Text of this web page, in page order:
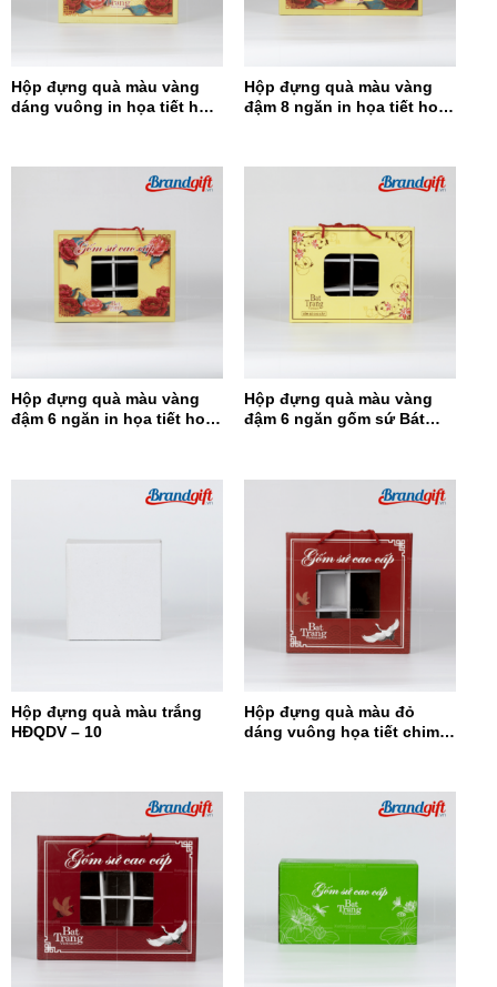
Hộp đựng quà màu vàng
dáng vuông in họa tiết hoa
Hộp đựng quà màu vàng
đậm 8 ngăn in họa tiết hoa
Hộp đựng quà màu vàng
đậm 6 ngăn in họa tiết hoa
Hộp đựng quà màu vàng
đậm 6 ngăn gốm sứ Bát
Hộp đựng quà màu trắng
HĐQDV – 10
Hộp đựng quà màu đỏ
dáng vuông họa tiết chim